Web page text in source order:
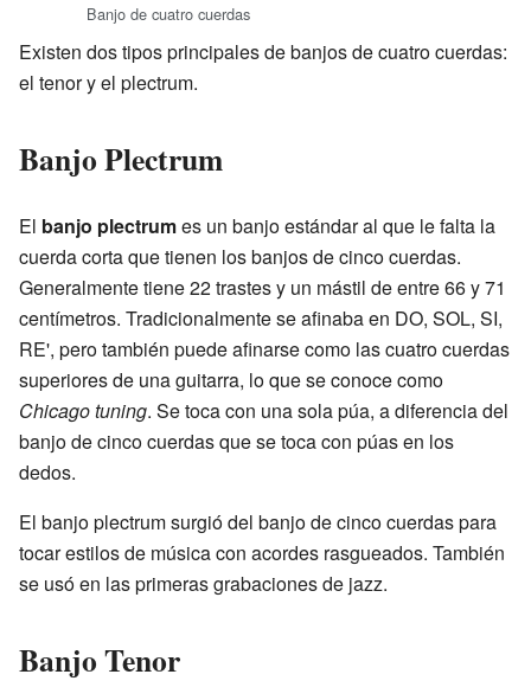
Banjo de cuatro cuerdas
Existen dos tipos principales de banjos de cuatro cuerdas:
el tenor y el plectrum.
Banjo Plectrum
El banjo plectrumes un banjo estándar al que le falta la
cuerda corta que tienen los banjos de cinco cuerdas.
Generalmente tiene 22 trastes y un mástil de entre 66 y 71
centímetros. Tradicionalmente se afinaba en DO, SOL, SI,
RE', pero también puede afinarse como las cuatro cuerdas
superiores de una guitarra, lo que se conoce como
Chicago tuning. Se toca con una sola púa, a diferencia del
banjo de cinco cuerdas que se toca con púas en los
dedos.
El banjo plectrum surgió del banjo de cinco cuerdas para
tocar estilos de música con acordes rasgueados. También
se usó en las primeras grabaciones de jazz.
Banjo Tenor